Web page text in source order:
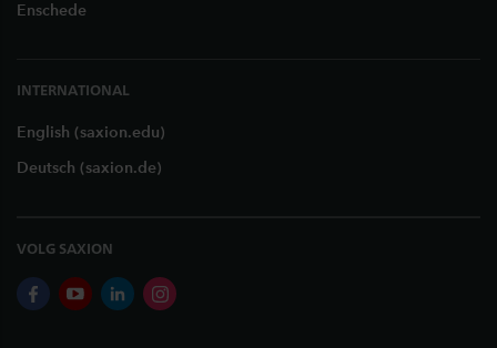
Enschede
INTERNATIONAL
English (saxion.edu)
Deutsch (saxion.de)
VOLG SAXION
facebookyoutubelinkedininstagram